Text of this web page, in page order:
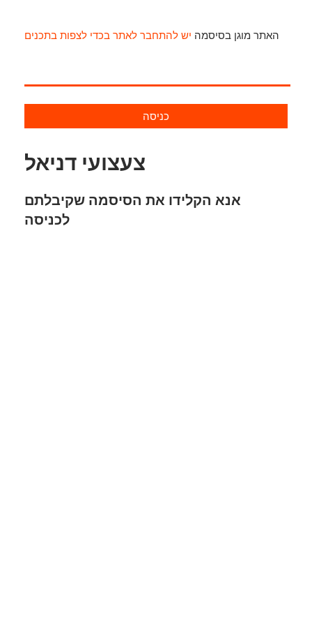
האתר מוגן בסיסמה יש להתחבר לאתר בכדי לצפות בתכנים
כניסה
צעצועי דניאל
אנא הקלידו את הסיסמה שקיבלתם
לכניסה